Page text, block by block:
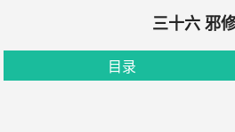
三十六 邪
目录